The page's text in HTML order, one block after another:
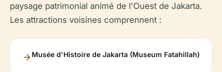
paysage patrimonial animé de l'Ouest de Jakarta.
Les attractions voisines comprennent :
Musée d'Histoire de Jakarta (Museum Fatahillah)